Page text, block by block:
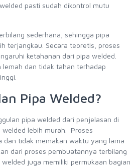
pasti sudah dikontrol mutu
sederhana, sehingga pipa
terjangkau. Secara teoretis, proses
ketahanan dari pipa welded.
lemah dan tidak tahan terhadap
Pipa Welded?
pipa welded dari penjelasan di
welded lebih murah. Proses
dan tidak memakan waktu yang lama
dari proses pembuatannya terbilang
juga memiliki permukaan bagian